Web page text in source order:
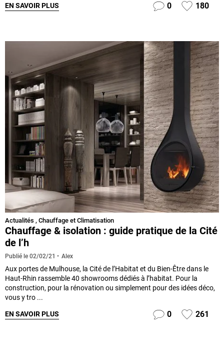
EN SAVOIR PLUS 0 180
Actualités , Chauffage et Climatisation
Chauffage & isolation : guide pratique de la Cité
de l’h
Publié le 02/02/21 Alex
Aux portes de Mulhouse, la Cité de l’Habitat et du Bien-Être dans le
Haut-Rhin rassemble 40 showrooms dédiés à l’habitat. Pour la
construction, pour la rénovation ou simplement pour des idées déco,
vous y tro ...
EN SAVOIR PLUS 0 261